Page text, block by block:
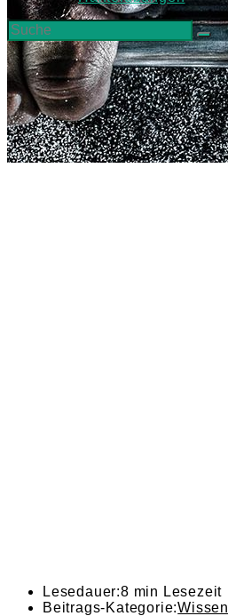
Lesedauer:8 min Lesezeit
Beitrags-Kategorie:Wissen